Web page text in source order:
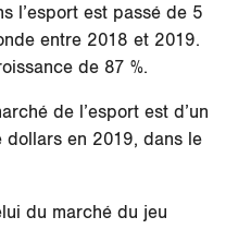
l’esport est passé de 5
entre 2018 et 2019.
de 87 %.
de l’esport est d’un
en 2019, dans le
du marché du jeu